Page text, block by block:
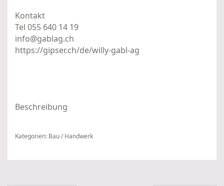
Kontakt
Tel 055 640 14 19
info@gablag.ch
https://gipser.ch/de/willy-gabl-ag
Beschreibung
Kategorien: Bau / Handwerk